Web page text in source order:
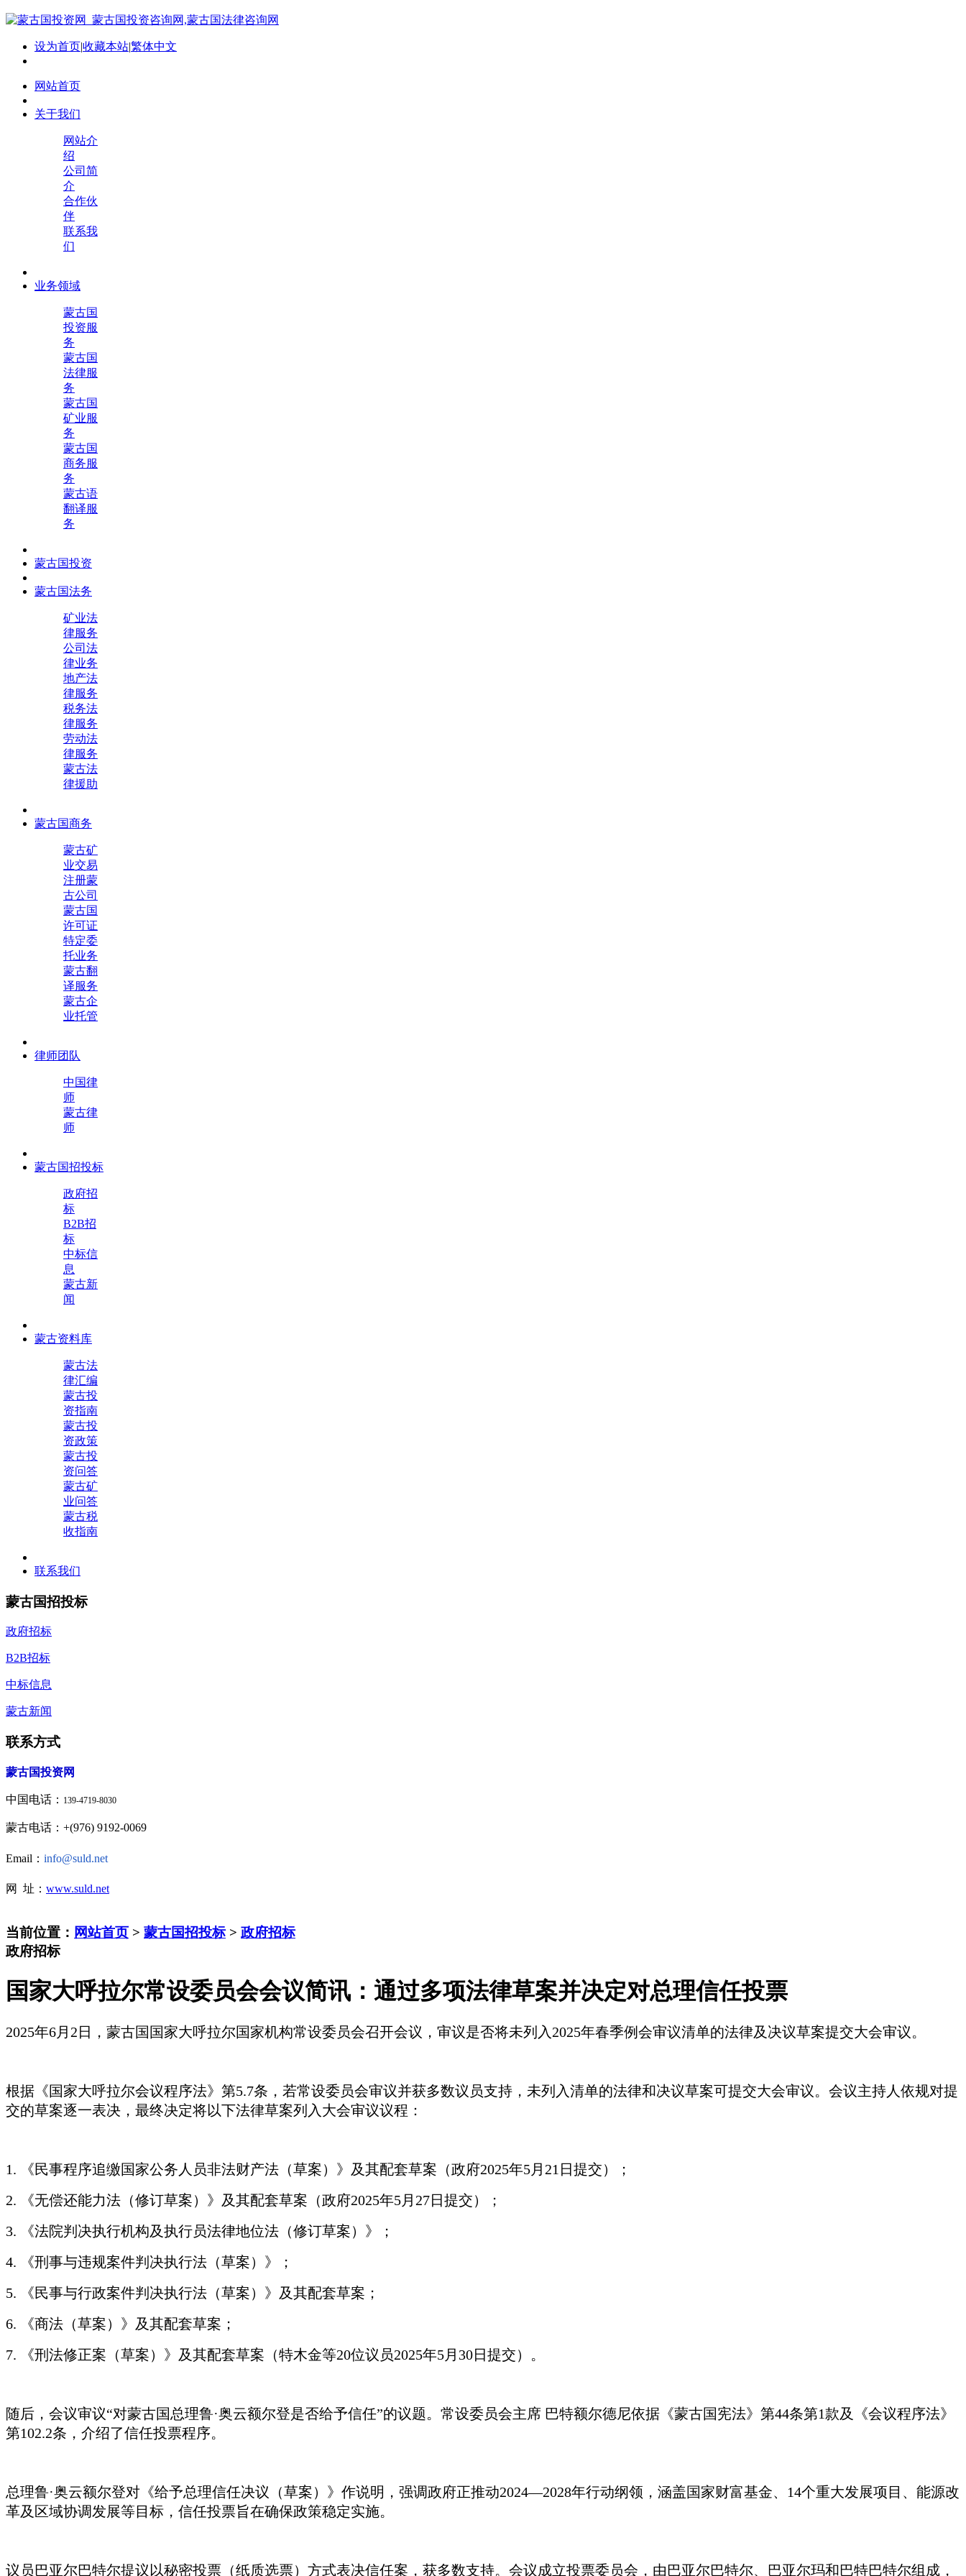
设为首页|收藏本站|繁体中文
网站首页
关于我们
网站介
绍
公司简
介
合作伙
伴
联系我
们
业务领域
蒙古国
投资服
务
蒙古国
法律服
务
蒙古国
矿业服
务
蒙古国
商务服
务
蒙古语
翻译服
务
蒙古国投资
蒙古国法务
矿业法
律服务
公司法
律业务
地产法
律服务
税务法
律服务
劳动法
律服务
蒙古法
律援助
蒙古国商务
蒙古矿
业交易
注册蒙
古公司
蒙古国
许可证
特定委
托业务
蒙古翻
译服务
蒙古企
业托管
律师团队
中国律
师
蒙古律
师
蒙古国招投标
政府招
标
B2B招
标
中标信
息
蒙古新
闻
蒙古资料库
蒙古法
律汇编
蒙古投
资指南
蒙古投
资政策
蒙古投
资问答
蒙古矿
业问答
蒙古税
收指南
联系我们
蒙古国招投标
政府招标
B2B招标
中标信息
蒙古新闻
联系方式
蒙古国投资网
中国电话： 139-4719-8030
蒙古电话：+(976) 9192-0069
Email： info@suld.net
网 址： www.suld.net
当前位置： 网站首页 > 蒙古国招投标> 政府招标
政府招标
国家大呼拉尔常设委员会会议简讯：通过多项法律草案并决定对总理信任投票
2025年6月2日，蒙古国国家大呼拉尔国家机构常设委员会召开会议，审议是否将未列入2025年春季例会审议清单的法律及决议草案提交大会审议。
根据《国家大呼拉尔会议程序法》第5.7条，若常设委员会审议并获多数议员支持，未列入清单的法律和决议草案可提交大会审议。会议主持人依规对提
交的草案逐一表决，最终决定将以下法律草案列入大会审议议程：
1. 《民事程序追缴国家公务人员非法财产法（草案）》及其配套草案（政府2025年5月21日提交）；
2. 《无偿还能力法（修订草案）》及其配套草案（政府2025年5月27日提交）；
3. 《法院判决执行机构及执行员法律地位法（修订草案）》；
4. 《刑事与违规案件判决执行法（草案）》；
5. 《民事与行政案件判决执行法（草案）》及其配套草案；
6. 《商法（草案）》及其配套草案；
7. 《刑法修正案（草案）》及其配套草案（特木金等20位议员2025年5月30日提交）。
随后，会议审议“对蒙古国总理鲁·奥云额尔登是否给予信任”的议题。常设委员会主席 巴特额尔德尼依据《蒙古国宪法》第44条第1款及《会议程序法》
第102.2条，介绍了信任投票程序。
总理鲁·奥云额尔登对《给予总理信任决议（草案）》作说明，强调政府正推动2024—2028年行动纲领，涵盖国家财富基金、14个重大发展项目、能源改
革及区域协调发展等目标，信任投票旨在确保政策稳定实施。
议员巴亚尔巴特尔提议以秘密投票（纸质选票）方式表决信任案，获多数支持。会议成立投票委员会，由巴亚尔巴特尔、巴亚尔玛和巴特巴特尔组成，